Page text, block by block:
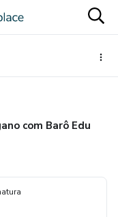
com Barô Edu